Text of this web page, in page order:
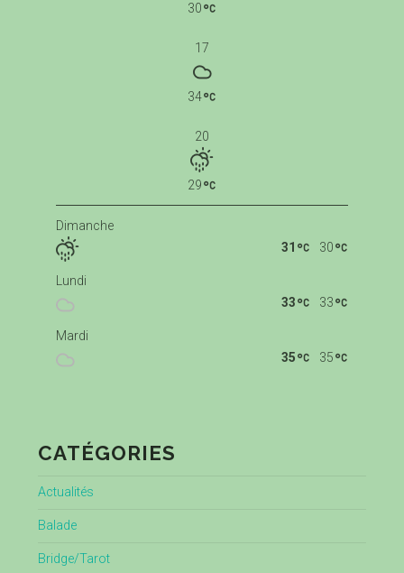
30
17
34
20
29
Dimanche
30
31
Lundi
33
33
Mardi
35
35
CATÉGORIES
Actualités
Balade
Bridge/Tarot